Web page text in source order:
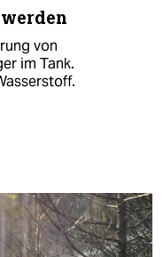
von
im Tank.